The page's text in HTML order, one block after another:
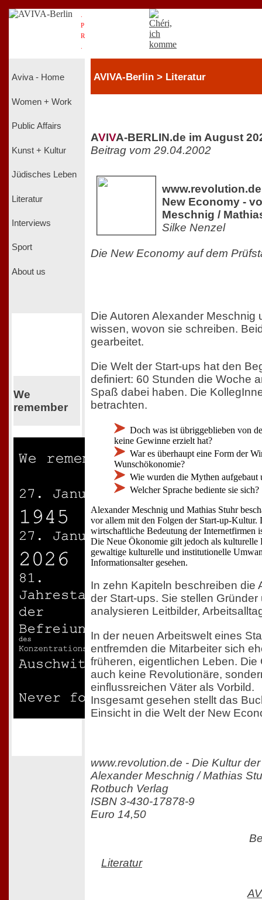
P
R
Aviva - Home
Women + Work
Public Affairs
Kunst + Kultur
Jüdisches Leben
Literatur
Interviews
Sport
About us
We
remember
AVIVA-Berlin > Literatur
AVIVA-BERLIN.de im August
Beitrag vom 29.04.2002
New Economy -
Meschnig /
Silke Nenzel
Die New Economy auf dem
Die Autoren Alexander Meschnig
wissen, wovon sie schreiben.
gearbeitet.
Die Welt der Start-ups hat den
definiert: 60 Stunden die Woche
Spaß dabei haben. Die
betrachten.
Doch was ist übriggeblieben von
keine Gewinne erzielt hat?
War es überhaupt eine Form der
Wunschökonomie?
Wie wurden die Mythen aufgebaut
Welcher Sprache bediente sie sich?
Alexander Meschnig und Mathias Stuhr
vor allem mit den Folgen der Start-up-Kultur.
wirtschaftliche Bedeutung der Internetfirmen
Die Neue Ökonomie gilt jedoch als kulturelle
gewaltige kulturelle und institutionelle
Informationsalter gesehen.
In zehn Kapiteln beschreiben die
der Start-ups. Sie stellen Gründer
analysieren Leitbilder,
In der neuen Arbeitswelt eines
entfremden die Mitarbeiter sich
früheren, eigentlichen Leben. Die
auch keine Revolutionäre,
einflussreichen Väter als Vorbild.
Insgesamt gesehen stellt das
Einsicht in die Welt der New
www.revolution.de - Die Kultur
Alexander Meschnig / Mathias
Rotbuch Verlag
ISBN 3-430-17878-9
Euro 14,50
Literatur